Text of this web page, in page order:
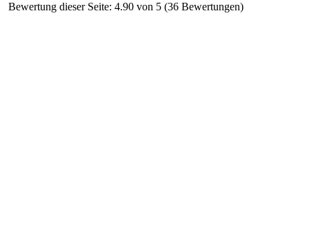
Bewertung dieser Seite: 4.90 von 5 (36 Bewertungen)